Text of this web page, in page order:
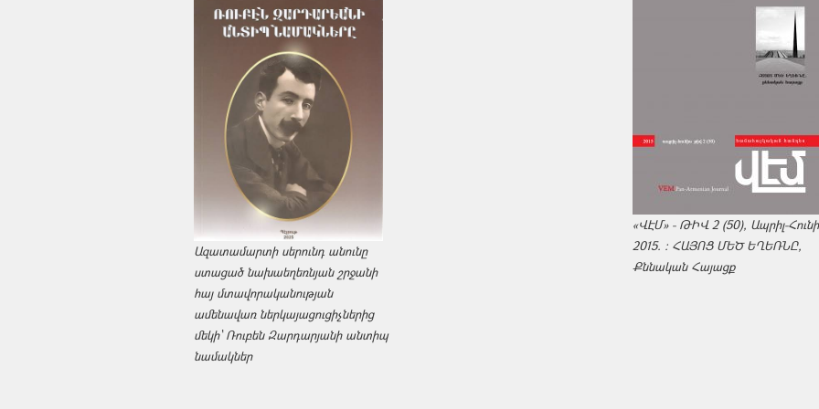
Ազատամարտի սերունդ անունը
ստացած նախաեղեռնյան շրջանի
հայ մտավորականության
ամենավառ ներկայացուցիչներից
մեկի՝ Ռուբեն Զարդարյանի անտիպ
նամակներ
«ՎԷՄ» - ԹԻՎ 2 (50), Ապրիլ-
2015. : ՀԱՅՈՑ ՄԵԾ ԵՂԵՌՆԸ,
Քննական Հայացք